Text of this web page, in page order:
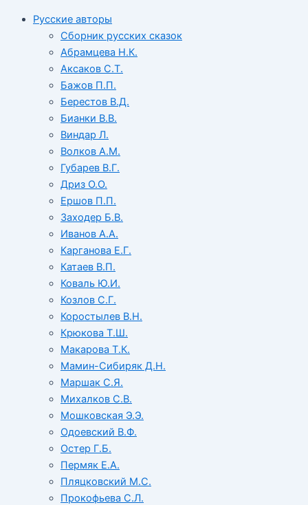
Русские авторы
Сборник русских сказок
Абрамцева Н.К.
Аксаков С.Т.
Бажов П.П.
Берестов В.Д.
Бианки В.В.
Виндар Л.
Волков А.М.
Губарев В.Г.
Дриз О.О.
Ершов П.П.
Заходер Б.В.
Иванов А.А.
Карганова Е.Г.
Катаев В.П.
Коваль Ю.И.
Козлов С.Г.
Коростылев В.Н.
Крюкова Т.Ш.
Макарова Т.К.
Мамин-Сибиряк Д.Н.
Маршак С.Я.
Михалков С.В.
Мошковская Э.Э.
Одоевский В.Ф.
Остер Г.Б.
Пермяк Е.А.
Пляцковский М.С.
Прокофьева С.Л.